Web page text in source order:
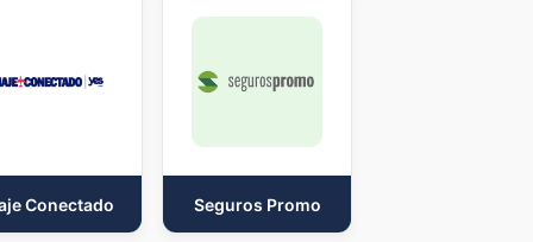
Conectado Seguros Promo